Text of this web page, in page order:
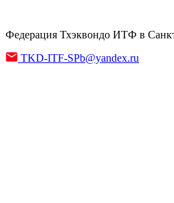
Федерация Тхэквондо ИТФ в
TKD-ITF-SPb@yandex.ru